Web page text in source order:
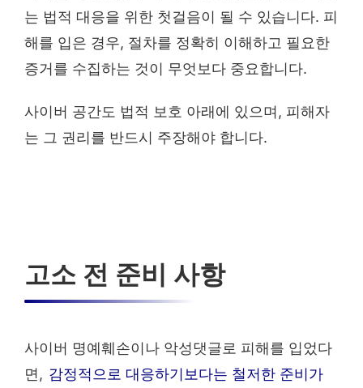
는 법적 대응을 위한 첫걸음이 될 수 있습니다. 피
해를 입은 경우, 절차를 정확히 이해하고 필요한
증거를 수집하는 것이 무엇보다 중요합니다.
사이버 공간도 법적 보호 아래에 있으며, 피해자
는 그 권리를 반드시 주장해야 합니다.
고소 전 준비 사항
사이버 명예훼손이나 악성댓글로 피해를 입었다
면, 감정적으로 대응하기보다는 철저한 준비가